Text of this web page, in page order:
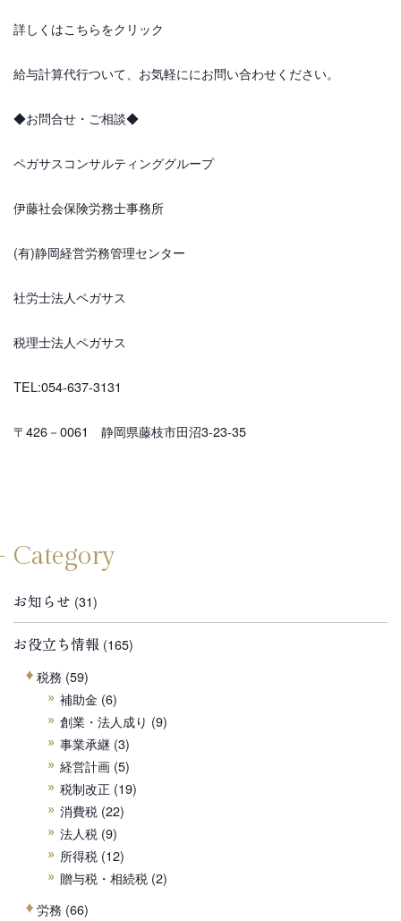
詳しくはこちらをクリック
給与計算代行ついて、お気軽ににお問い合わせください。
◆お問合せ・ご相談◆
ペガサスコンサルティンググループ
伊藤社会保険労務士事務所
(有)静岡経営労務管理センター
社労士法人ペガサス
税理士法人ペガサス
TEL:054-637-3131
〒426－0061 静岡県藤枝市田沼3-23-35
Category
お知らせ (31)
お役立ち情報 (165)
税務 (59)
補助金 (6)
創業・法人成り (9)
事業承継(3)
経営計画(5)
税制改正 (19)
消費税(22)
法人税(9)
所得税(12)
贈与税・相続税(2)
労務 (66)